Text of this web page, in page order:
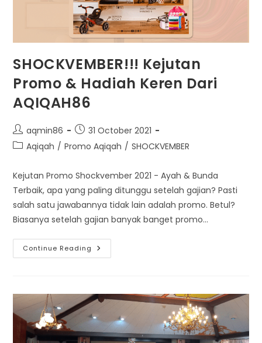
SHOCKVEMBER!!! Kejutan
Promo & Hadiah Keren Dari
AQIQAH86
Post
author:
aqmin86
Post
published:
31 October 2021
PostAqiqah / Promo Aqiqah / SHOCKVEMBER
Kejutan Promo Shockvember 2021 - Ayah & Bunda
Terbaik, apa yang paling ditunggu setelah gajian? Pasti
salah satu jawabannya tidak lain adalah promo. Betul?
Biasanya setelah gajian banyak banget promo…
Continue Reading SHOCKVEMBER!!!
Kejutan
Dari
AQIQAH86